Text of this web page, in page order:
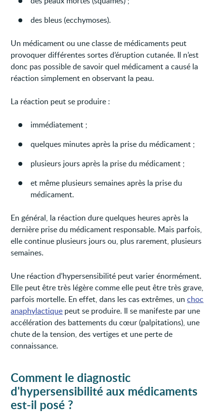
des bleus (ecchymoses).
Un médicament ou une classe de médicaments peut
provoquer différentes sortes d’éruption cutanée. Il n’est
donc pas possible de savoir quel médicament a causé la
réaction simplement en observant la peau.
La réaction peut se produire :
immédiatement ;
quelques minutes après la prise du médicament ;
plusieurs jours après la prise du médicament ;
et même plusieurs semaines après la prise du
médicament.
En général, la réaction dure quelques heures après la
dernière prise du médicament responsable. Mais parfois,
elle continue plusieurs jours ou, plus rarement, plusieurs
semaines.
Une réaction d'hypersensibilité peut varier énormément.
Elle peut être très légère comme elle peut être très grave,
parfois mortelle. En effet, dans les cas extrêmes, unchoc
anaphylactique peut se produire. Il se manifeste par une
accélération des battements du cœur (palpitations), une
chute de la tension, des vertiges et une perte de
connaissance.
Comment le diagnostic
d'hypersensibilité aux médicaments
est-il posé ?